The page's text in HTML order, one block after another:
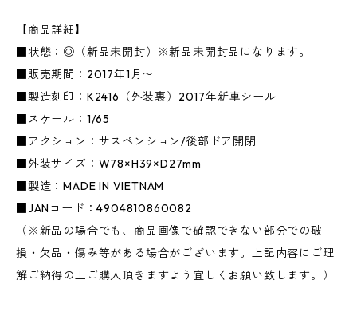
【商品詳細】
■状態：◎（新品未開封）※新品未開封品になります。
■販売期間：2017年1月〜
■製造刻印：K2416（外装裏）2017年新車シール
■スケール：1/65
■アクション：サスペンション/後部ドア開閉
■外装サイズ：W78×H39×D27mm
■製造：MADE IN VIETNAM
■JANコード：4904810860082
（※新品の場合でも、商品画像で確認できない部分での破
損・欠品・傷み等がある場合がございます。上記内容にご理
解ご納得の上ご購入頂きますよう宜しくお願い致します。）